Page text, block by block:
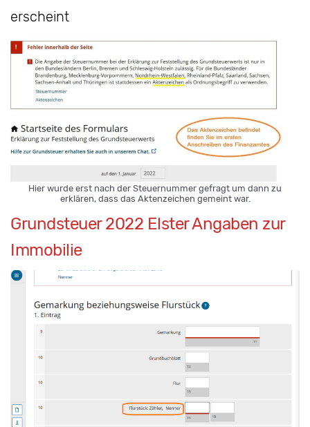
erscheint
Hier wurde erst nach der Steuernummer gefragt um dann zu
erklären, dass das Aktenzeichen gemeint war.
Grundsteuer 2022 Elster Angaben zur
Immobilie